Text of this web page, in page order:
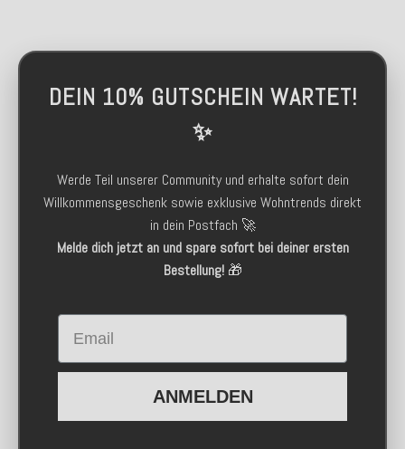
DEIN 10% GUTSCHEIN WARTET!
✨
Werde Teil unserer Community und erhalte sofort dein
Willkommensgeschenk sowie exklusive Wohntrends direkt
in dein Postfach 🚀
Melde dich jetzt an und spare sofort bei deiner ersten
Bestellung!🎁
Email
ANMELDEN